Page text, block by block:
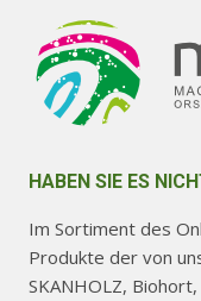
HABEN SIE ES
Im Sortiment des
Produkte der von
SKANHOLZ,